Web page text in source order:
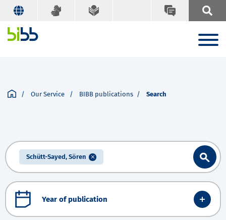
Our Service BIBB publications Search
Schütt-Sayed, Sören
Year of publication